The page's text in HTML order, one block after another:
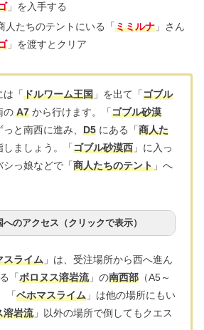
」を入手する
人たちのテントにいる「ミミルナ」さん
」を渡すとクリア
は「ドルワーム王国 」を出て「ゴブル
の A7 から行けます。「ゴブル砂漠
と南西に進み、 D5 にある「商人た
しましょう。「ゴブル砂漠西 」に入っ
っ娘などで「商人たちのテント 」へ
へのアクセス（クリックで表示）
スライム 」は、受注場所から西へ進ん
「ボロヌス溶岩流」の南西部 （A5～
「ベホマスライム 」は他の場所にもい
溶岩流」以外の場所で倒してもクエス